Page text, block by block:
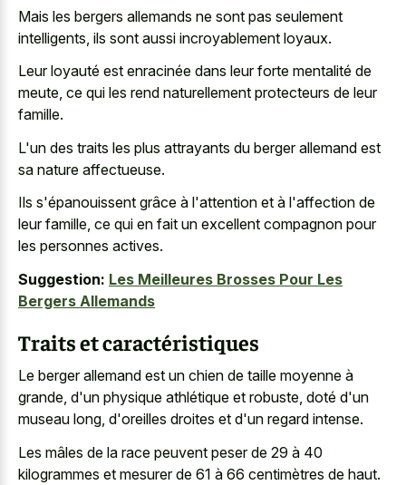
Mais les bergers allemands ne sont pas seulement
intelligents, ils sont aussi incroyablement loyaux.
Leur loyauté est enracinée dans leur forte mentalité de
meute, ce qui les rend naturellement protecteurs de leur
famille.
L'un des traits les plus attrayants du berger allemand est
sa nature affectueuse.
Ils s'épanouissent grâce à l'attention et à l'affection de
leur famille, ce qui en fait un excellent compagnon pour
les personnes actives.
Suggestion: Les Meilleures Brosses Pour Les
Bergers Allemands
Traits et caractéristiques
Le berger allemand est un chien de taille moyenne à
grande, d'un physique athlétique et robuste, doté d'un
museau long, d'oreilles droites et d'un regard intense.
Les mâles de la race peuvent peser de 29 à 40
kilogrammes et mesurer de 61 à 66 centimètres de haut.